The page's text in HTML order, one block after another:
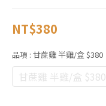
NT$380
品項 : 甘蔗雞 半雞/盒 $380
甘蔗雞 半雞/盒 $380